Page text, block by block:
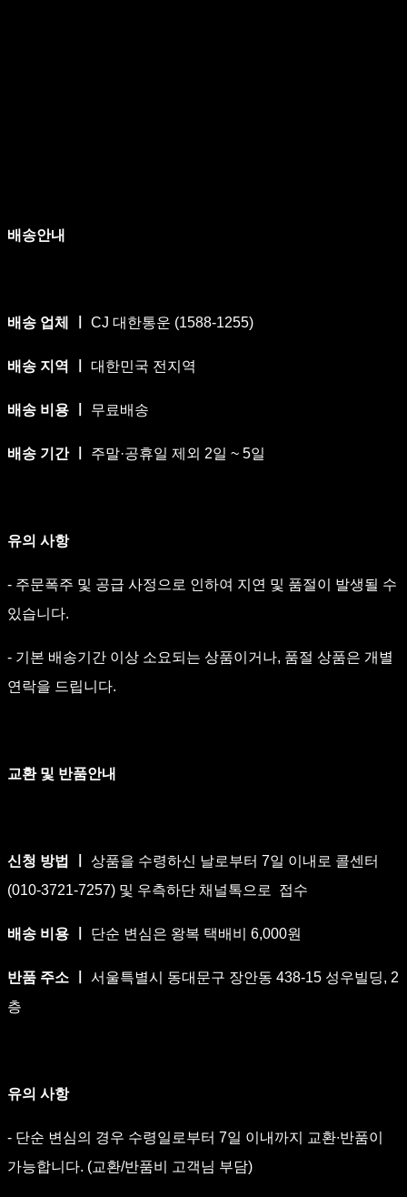
배송안내
배송 업체 ㅣ CJ 대한통운 (1588-1255)
배송 지역 ㅣ 대한민국 전지역
배송 비용 ㅣ 무료배송
배송 기간 ㅣ 주말·공휴일 제외 2일 ~ 5일
유의 사항
- 주문폭주 및 공급 사정으로 인하여 지연 및 품절이 발생될 수
있습니다.
- 기본 배송기간 이상 소요되는 상품이거나, 품절 상품은 개별
연락을 드립니다.
교환 및 반품안내
신청 방법 ㅣ 상품을 수령하신 날로부터 7일 이내로 콜센터
(010-3721-7257) 및 우측하단 채널톡으로 접수
배송 비용 ㅣ 단순 변심은 왕복 택배비 6,000원
반품 주소 ㅣ 서울특별시 동대문구 장안동 438-15 성우빌딩, 2
층
유의 사항
- 단순 변심의 경우 수령일로부터 7일 이내까지 교환∙반품이
가능합니다. (교환/반품비 고객님 부담)